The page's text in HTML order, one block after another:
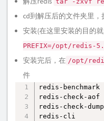
cd到解压后的文件夹里，
安装(在这里安装的目的
PREFIX=/opt/
安装完后，在 /opt/
件
redis-
redis-check-aof
redis-check-dump
redis-cli